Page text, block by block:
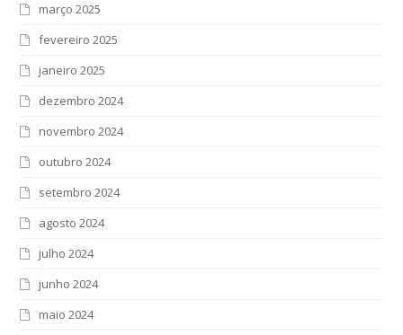
março 2025
fevereiro 2025
janeiro 2025
dezembro 2024
novembro 2024
outubro 2024
setembro 2024
agosto 2024
julho 2024
junho 2024
maio 2024